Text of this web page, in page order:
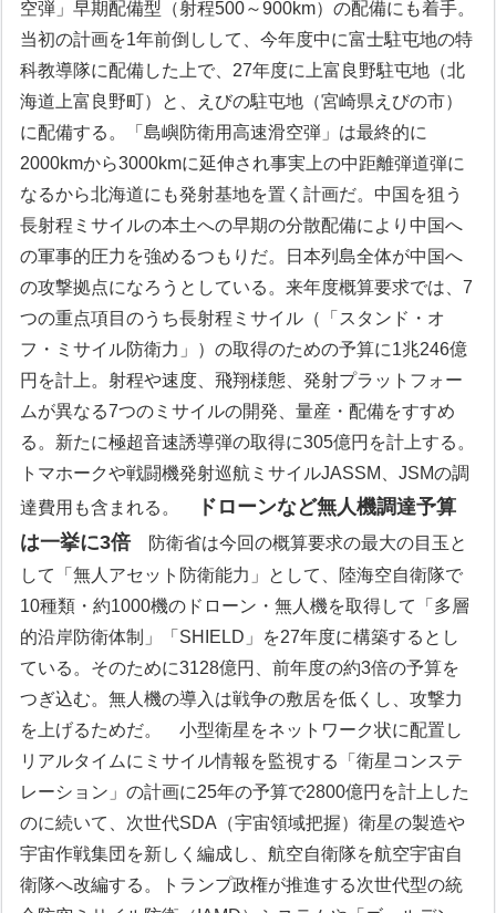
空弾」早期配備型（射程500～900km）の配備にも着手。
当初の計画を1年前倒しして、今年度中に富士駐屯地の特
科教導隊に配備した上で、27年度に上富良野駐屯地（北
海道上富良野町）と、えびの駐屯地（宮崎県えびの市）
に配備する。「島嶼防衛用高速滑空弾」は最終的に
2000kmから3000kmに延伸され事実上の中距離弾道弾に
なるから北海道にも発射基地を置く計画だ。中国を狙う
長射程ミサイルの本土への早期の分散配備により中国へ
の軍事的圧力を強めるつもりだ。日本列島全体が中国へ
の攻撃拠点になろうとしている。来年度概算要求では、7
つの重点項目のうち長射程ミサイル（「スタンド・オ
フ・ミサイル防衛力」）の取得のための予算に1兆246億
円を計上。射程や速度、飛翔様態、発射プラットフォー
ムが異なる7つのミサイルの開発、量産・配備をすすめ
る。新たに極超音速誘導弾の取得に305億円を計上する。
トマホークや戦闘機発射巡航ミサイルJASSM、JSMの調
達費用も含まれる。
ドローンなど無人機調達予算
は一挙に3倍防衛省は今回の概算要求の最大の目玉と
して「無人アセット防衛能力」として、陸海空自衛隊で
10種類・約1000機のドローン・無人機を取得して「多層
的沿岸防衛体制」「SHIELD」を27年度に構築するとし
ている。そのために3128億円、前年度の約3倍の予算を
つぎ込む。無人機の導入は戦争の敷居を低くし、攻撃力
を上げるためだ。
小型衛星をネットワーク状に配置し
リアルタイムにミサイル情報を監視する「衛星コンステ
レーション」の計画に25年の予算で2800億円を計上した
のに続いて、次世代SDA（宇宙領域把握）衛星の製造や
宇宙作戦集団を新しく編成し、航空自衛隊を航空宇宙自
衛隊へ改編する。トランプ政権が推進する次世代型の統